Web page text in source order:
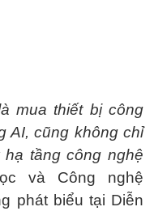
mua thiết bị công
AI, cũng không chỉ
tầng công nghệ
và Công nghệ
phát biểu tại Diễn